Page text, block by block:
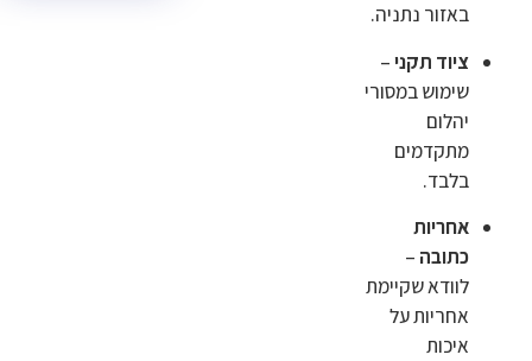
באזור נתניה.
ציוד תקני–
שימוש במסורי
יהלום
מתקדמים
בלבד.
אחריות
כתובה –
לוודא שקיימת
אחריות על
איכות